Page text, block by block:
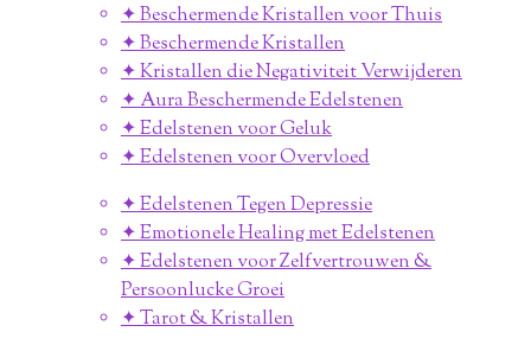
✦ Beschermende Kristallen voor Thuis
✦ Beschermende Kristallen
✦ Kristallen die Negativiteit Verwijderen
✦ Aura Beschermende Edelstenen
✦ Edelstenen voor Geluk
✦ Edelstenen voor Overvloed
✦ Edelstenen Tegen Depressie
✦ Emotionele Healing met Edelstenen
✦ Edelstenen voor Zelfvertrouwen &
Persoonlucke Groei
✦ Tarot & Kristallen